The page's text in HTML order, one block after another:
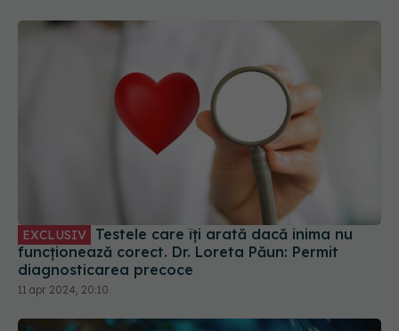
EXCLUSIV
funcționează corect. Dr. Loreta Păun: Permit
diagnosticarea precoce
11 apr 2024, 20:10